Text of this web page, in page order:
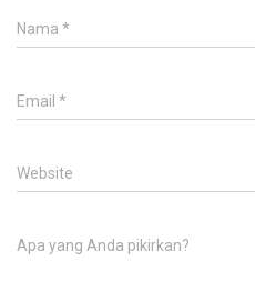
Nama *
Email *
Website
Apa yang Anda pikirkan?